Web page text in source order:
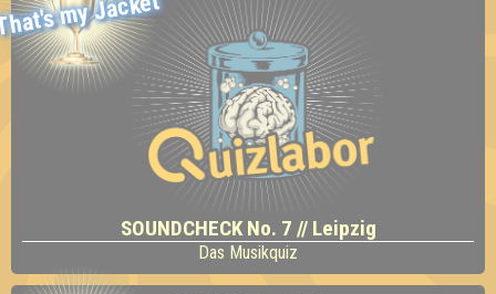
my Jacket
SOUNDCHECK No. 7 // Leipzig
Das Musikquiz